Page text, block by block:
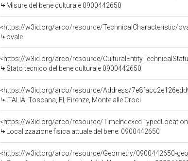
Misure del bene culturale 0900442650
<https://w3id.org/arco/resource/TechnicalCharacteristic/
ovale
<https://w3id.org/arco/resource/
Stato tecnico del bene culturale 0900442650
<https://w3id.org/arco/resource/Address/
ITALIA, Toscana, FI, Firenze, Monte alle Croci
<https://w3id.org/arco/resource/
Localizzazione fisica attuale del bene: 0900442650
<https://w3id.org/arco/resource/Geometry/0900442650-